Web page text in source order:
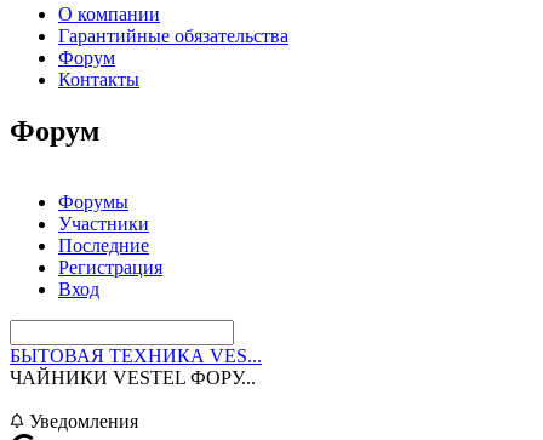
О компании
Гарантийные обязательства
Форум
Контакты
Форум
Форумы
Участники
Последние
Регистрация
Вход
БЫТОВАЯ ТЕХНИКА VES...
ЧАЙНИКИ VESTEL ФОРУ...
Уведомления